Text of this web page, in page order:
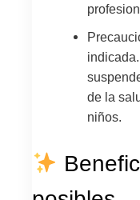
de la
niños.